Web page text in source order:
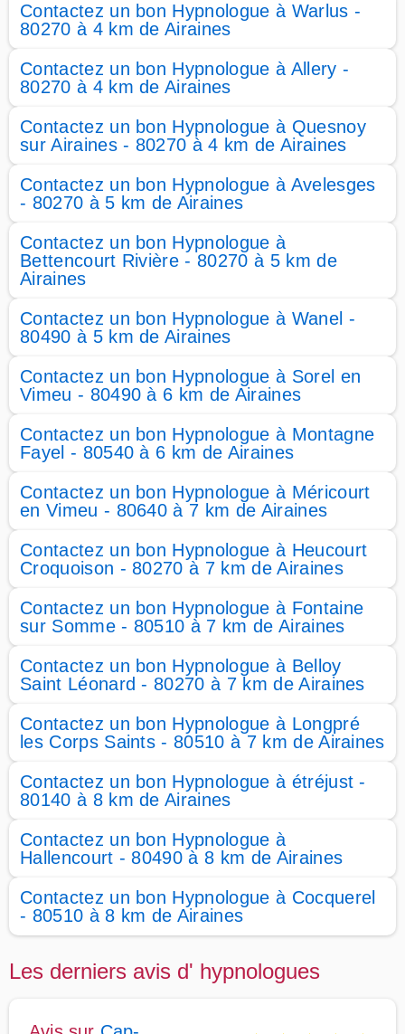
Contactez un bon Hypnologue à Warlus -
80270 à 4 km de Airaines
Contactez un bon Hypnologue à Allery -
80270 à 4 km de Airaines
Contactez un bon Hypnologue à Quesnoy
sur Airaines - 80270 à 4 km de Airaines
Contactez un bon Hypnologue à Avelesges
- 80270 à 5 km de Airaines
Contactez un bon Hypnologue à
Bettencourt Rivière - 80270 à 5 km de
Airaines
Contactez un bon Hypnologue à Wanel -
80490 à 5 km de Airaines
Contactez un bon Hypnologue à Sorel en
Vimeu - 80490 à 6 km de Airaines
Contactez un bon Hypnologue à Montagne
Fayel - 80540 à 6 km de Airaines
Contactez un bon Hypnologue à Méricourt
en Vimeu - 80640 à 7 km de Airaines
Contactez un bon Hypnologue à Heucourt
Croquoison - 80270 à 7 km de Airaines
Contactez un bon Hypnologue à Fontaine
sur Somme - 80510 à 7 km de Airaines
Contactez un bon Hypnologue à Belloy
Saint Léonard - 80270 à 7 km de Airaines
Contactez un bon Hypnologue à Longpré
les Corps Saints - 80510 à 7 km de Airaines
Contactez un bon Hypnologue à étréjust -
80140 à 8 km de Airaines
Contactez un bon Hypnologue à
Hallencourt - 80490 à 8 km de Airaines
Contactez un bon Hypnologue à Cocquerel
- 80510 à 8 km de Airaines
Les derniers avis d' hypnologues